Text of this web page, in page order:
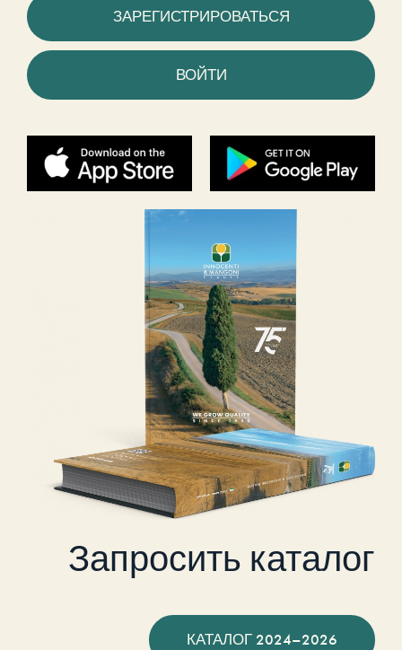
ЗАРЕГИСТРИРОВАТЬСЯ
ВОЙТИ
Запросить каталог
КАТАЛОГ 2024–2026